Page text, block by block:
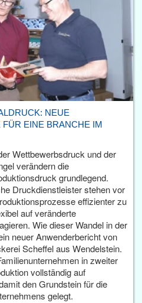
NEUE
EINE BRANCHE IM
Wettbewerbsdruck und der
verändern die
grundlegend.
Druckdienstleister stehen vor
effizienter zu
auf veränderte
Wie dieser Wandel in der
neuer Anwenderbericht von
Scheffel aus Wendelstein.
in zweiter
vollständig auf
den Grundstein für die
gelegt.